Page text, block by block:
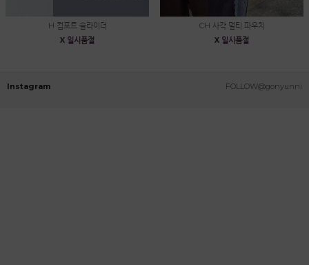
H 컴포트 슬라이더
X 일시품절
CH 사각 멀티 파우치
X 일시품절
Instagram FOLLOW@gonyunni